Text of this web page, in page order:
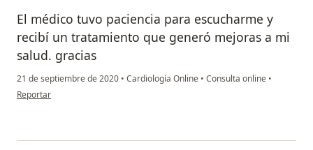
El médico tuvo paciencia para escucharme y
recibí un tratamiento que generó mejoras a mi
salud. gracias
21 de septiembre de 2020 • Cardiología Online • Consulta online •
en opinión del usuario Cuenta eliminada
Reportar